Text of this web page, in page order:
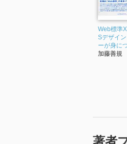
Web標準
Sデザイ
ーが身に
加藤善規
著者